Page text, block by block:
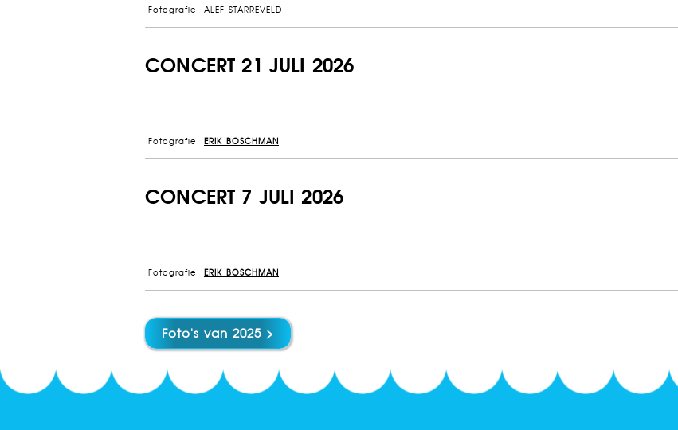
Fotografie: ALEF STARREVELD
CONCERT 21 JULI 2026
Fotografie: ERIK BOSCHMAN
CONCERT 7 JULI 2026
Fotografie: ERIK BOSCHMAN
Foto's van 2025 >